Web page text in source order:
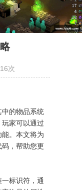
次
中的物品系统
家可以通过
。本文将为
，帮助您更
标识符，通